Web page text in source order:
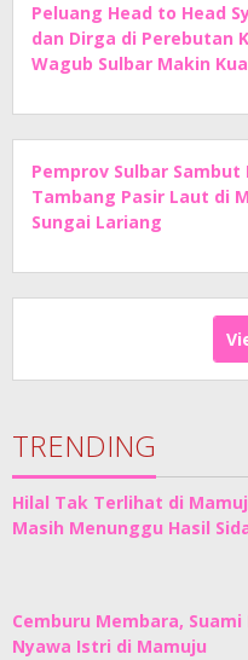
Peluang Head to Head
dan Dirga di Perebutan
Wagub Sulbar Makin
Pemprov Sulbar Sambut
Tambang Pasir Laut di
Sungai Lariang
TRENDING
Hilal Tak Terlihat di
Masih Menunggu Hasil
Cemburu Membara,
Nyawa Istri di Mamuju